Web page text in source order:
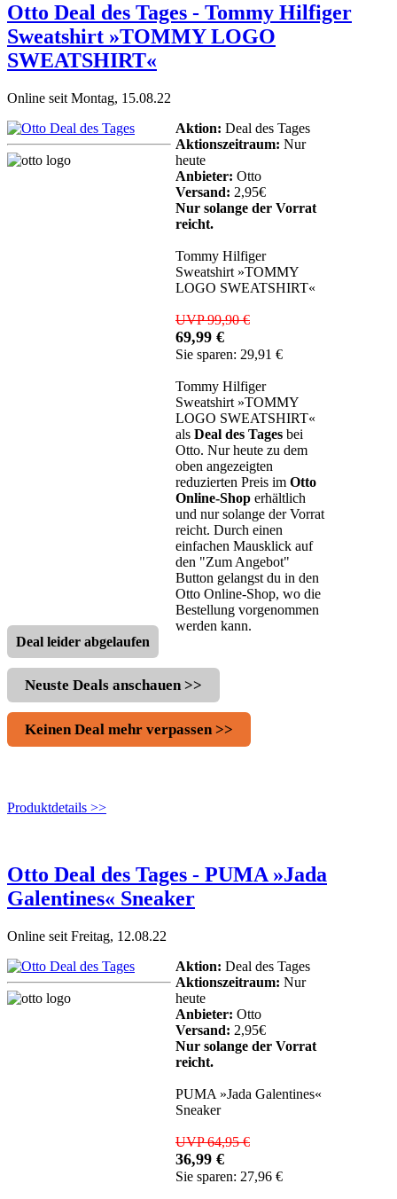
Otto Deal des Tages - Tommy Hilfiger
Sweatshirt »TOMMY LOGO
SWEATSHIRT«
Online seit Montag, 15.08.22
Aktion: Deal des Tages
Aktionszeitraum: Nur
heute
Anbieter: Otto
Versand: 2,95€
Nur solange der Vorrat
reicht.
Tommy Hilfiger
Sweatshirt »TOMMY
LOGO SWEATSHIRT«
UVP 99,90 €
69,99 €
Sie sparen: 29,91 €
Tommy Hilfiger
Sweatshirt »TOMMY
LOGO SWEATSHIRT«
als Deal des Tages bei
Otto. Nur heute zu dem
oben angezeigten
reduzierten Preis im Otto
Online-Shop erhältlich
und nur solange der Vorrat
reicht. Durch einen
einfachen Mausklick auf
den "Zum Angebot"
Button gelangst du in den
Otto Online-Shop, wo die
Bestellung vorgenommen
werden kann.
Deal leider abgelaufen
Neuste Deals anschauen >>
Keinen Deal mehr verpassen >>
Produktdetails >>
Otto Deal des Tages - PUMA »Jada
Galentines« Sneaker
Online seit Freitag, 12.08.22
Aktion: Deal des Tages
Aktionszeitraum: Nur
heute
Anbieter: Otto
Versand: 2,95€
Nur solange der Vorrat
reicht.
PUMA »Jada Galentines«
Sneaker
UVP 64,95 €
36,99 €
Sie sparen: 27,96 €